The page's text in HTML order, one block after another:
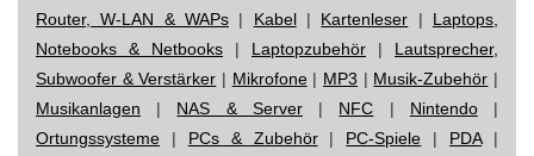
Router, W-LAN & WAPs | Kabel| Kartenleser | Laptops,
Notebooks & Netbooks | Laptopzubehör | Lautsprecher,
Subwoofer & Verstärker | Mikrofone| MP3 | Musik-Zubehör |
Musikanlagen | NAS & Server| NFC | Nintendo|
Ortungssysteme | PCs & Zubehör| PC-Spiele | PDA|